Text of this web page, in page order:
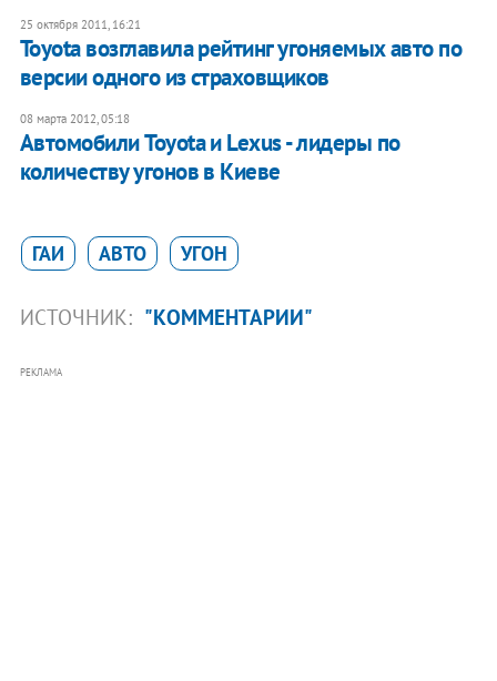
25 октября 2011, 16:21
Toyota возглавила рейтинг угоняемых авто по
версии одного из страховщиков
08 марта 2012, 05:18
Автомобили Toyota и Lexus - лидеры по
количеству угонов в Киеве
ГАИ АВТО УГОН
ИСТОЧНИК: "КОММЕНТАРИИ"
РЕКЛАМА